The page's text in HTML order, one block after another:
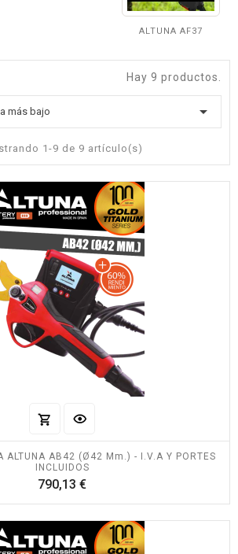
ALTUNA AF37
Hay 9 productos.
más bajo 
1-9 de 9 artículo(s)
ALTUNA AB42 (Ø42 Mm.) - I.V.A Y PORTES
INCLUIDOS
790,13 €Precio